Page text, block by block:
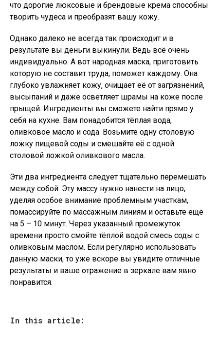
что дорогие люксовые и брендовые крема способны
творить чудеса и преобразят вашу кожу.
Однако далеко не всегда так происходит и в
результате вы деньги выкинули. Ведь всё очень
индивидуально. А вот народная маска, приготовить
которую не составит труда, поможет каждому. Она
глубоко увлажняет кожу, очищает её от загрязнений,
высыпаний и даже осветляет шрамы на коже после
прыщей. Ингредиенты вы сможете найти прямо у
себя на кухне. Вам понадобится тёплая вода,
оливковое масло и сода. Возьмите одну столовую
ложку пищевой соды и смешайте её с одной
столовой ложкой оливкового масла.
Эти два ингредиента следует тщательно перемешать
между собой. Эту массу нужно нанести на лицо,
уделяя особое внимание проблемным участкам,
помассируйте по массажным линиям и оставьте ещё
на 5 – 10 минут. Через указанный промежуток
времени просто смойте тёплой водой смесь соды с
оливковым маслом. Если регулярно использовать
данную маски, то уже вскоре вы увидите отличные
результаты и ваше отражение в зеркале вам явно
понравится.
In this article: